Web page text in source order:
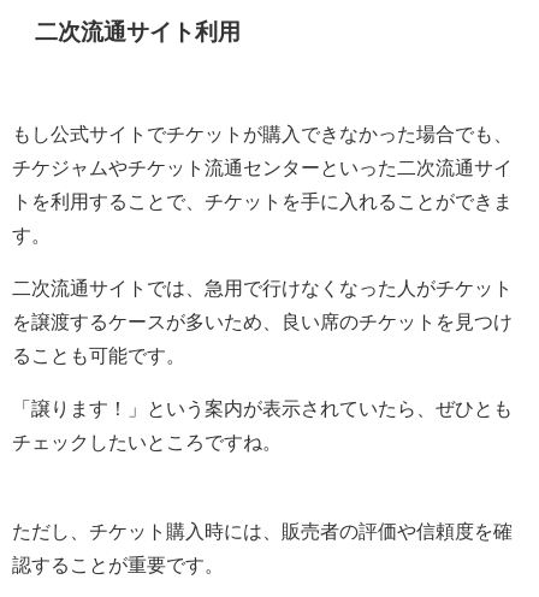
二次流通サイト利用
もし公式サイトでチケットが購入できなかった場合でも、
チケジャムやチケット流通センターといった二次流通サイ
トを利用することで、チケットを手に入れることができま
す。
二次流通サイトでは、急用で行けなくなった人がチケット
を譲渡するケースが多いため、良い席のチケットを見つけ
ることも可能です。
「譲ります！」という案内が表示されていたら、ぜひとも
チェックしたいところですね。
ただし、チケット購入時には、販売者の評価や信頼度を確
認することが重要です。